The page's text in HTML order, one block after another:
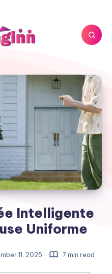
Intelligente
Uniforme
11, 2025 7 min read